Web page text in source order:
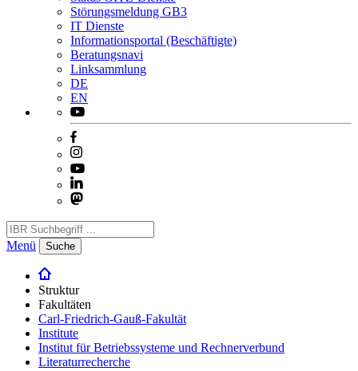
Störungsmeldung GB3
IT Dienste
Informationsportal (Beschäftigte)
Beratungsnavi
Linksammlung
DE
EN
Menü Suche
Struktur
Fakultäten
Carl-Friedrich-Gauß-Fakultät
Institute
Institut für Betriebssysteme und Rechnerverbund
Literaturrecherche